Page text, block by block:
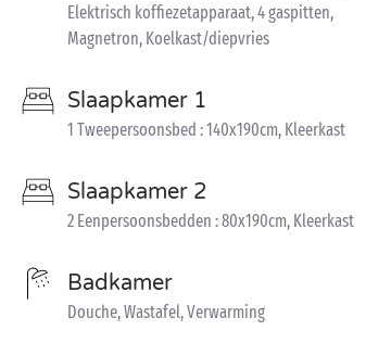
Elektrisch koffiezetapparaat, 4 gaspitten,
Magnetron, Koelkast/diepvries
Slaapkamer 1
1 Tweepersoonsbed : 140x190cm, Kleerkast
Slaapkamer 2
2 Eenpersoonsbedden : 80x190cm, Kleerkast
Badkamer
Douche, Wastafel, Verwarming